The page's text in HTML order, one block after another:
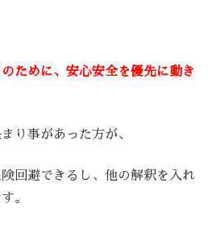
ために、安心安全を優先に動き
り事があった方が、
回避できるし、他の解釈を入れ
。